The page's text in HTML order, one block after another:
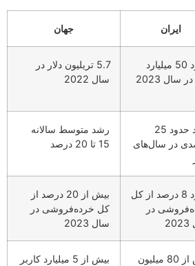
ایران جهان
حدود 50 میلیارد
سال 2023
5.7 تریلیون دلار در
سال 2022
رشد حدود 25
در سال‌های
رشد متوسط سالانه
15 تا 20 درصد
حدود 8 درصد از کل
در
بیش از 20 درصد از
کل خرده‌فروشی در
سال 2023
بیش از 80 میلیون
بیش از 5 میلیارد کاربر